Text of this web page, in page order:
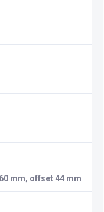
mm, offset 44 mm